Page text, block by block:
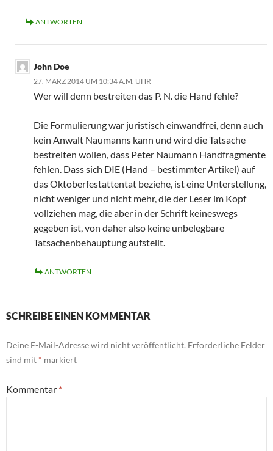
ANTWORTEN
John Doe
27. MÄRZ 2014 UM 10:34 A.M. UHR
Wer will denn bestreiten das P. N. die Hand fehle?
Die Formulierung war juristisch einwandfrei, denn auch
kein Anwalt Naumanns kann und wird die Tatsache
bestreiten wollen, dass Peter Naumann Handfragmente
fehlen. Dass sich DIE (Hand – bestimmter Artikel) auf
das Oktoberfestattentat beziehe, ist eine Unterstellung,
nicht weniger und nicht mehr, die der Leser im Kopf
vollziehen mag, die aber in der Schrift keineswegs
gegeben ist, von daher also keine unbelegbare
Tatsachenbehauptung aufstellt.
ANTWORTEN
SCHREIBE EINEN KOMMENTAR
Deine E-Mail-Adresse wird nicht veröffentlicht. Erforderliche Felder
sind mit * markiert
Kommentar *